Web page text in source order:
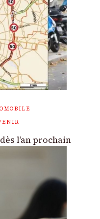
l’an prochain